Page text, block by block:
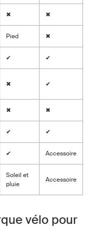
✖ ✖
Pied ✖
✔ ✔
✖ ✔
✖ ✖
✔ ✔
✔ Accessoire
Soleil et
pluie
Accessoire
vélo pour